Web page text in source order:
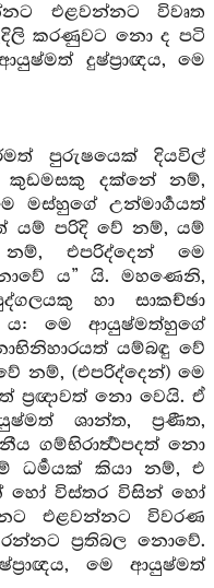
එළවන්නට විවෘත
කරණුවට නො ද පටි
දුෂ්ප්‍රාඥය, මෙ
පුරුෂයෙක් දියවිල්
කුඩමසකු දක්නේ නම්,
මස්හුගේ උන්මාර්‍ගයත්
යම් පරිදි වේ නම්, යම්
නම්, එපරිද්දෙන් මෙ
ය” යි. මහණෙනි,
හා සාකච්ඡා
ය: මෙ ආයුෂ්මත්හුගේ
යම්බඳු වේ
නම්, (එපරිද්දෙන්) මෙ
ප්‍රඥාවත් නො වෙයි. ඒ
ශාන්ත, ප්‍රණීත,
ගම්භිරාර්‍ත්‍ථපදත් නො
කියා නම්, එ
හෝ විස්තර විසින් හෝ
එළවන්නට විවරණ
ප්‍රතිබල නොවේ.
මෙ ආයුෂ්මත්